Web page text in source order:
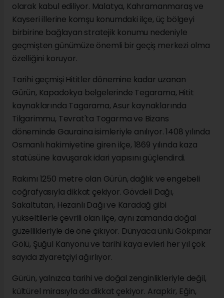
olarak kabul ediliyor. Malatya, Kahramanmaraş ve
Kayseri illerine komşu konumdaki ilçe, üç bölgeyi
birbirine bağlayan stratejik konumu nedeniyle
geçmişten günümüze önemli bir geçiş merkezi olma
özelliğini koruyor.
Tarihi geçmişi Hititler dönemine kadar uzanan
Gürün, Kapadokya belgelerinde Tegarama, Hitit
kaynaklarında Tagarama, Asur kaynaklarında
Tilgarimmu, Tevrat'ta Togarma ve Bizans
döneminde Gauraina isimleriyle anılıyor. 1408 yılında
Osmanlı hakimiyetine giren ilçe, 1869 yılında kaza
statüsüne kavuşarak idari yapısını güçlendirdi.
Rakımı 1250 metre olan Gürün, dağlık ve engebeli
coğrafyasıyla dikkat çekiyor. Gövdeli Dağı,
Sakaltutan, Hezanlı Dağı ve Karadağ gibi
yükseltilerle çevrili olan ilçe, aynı zamanda doğal
güzellikleriyle de öne çıkıyor. Dünyaca ünlü Gökpınar
Gölü, Şuğul Kanyonu ve tarihi kaya evleri her yıl çok
sayıda ziyaretçiyi ağırlıyor.
Gürün, yalnızca tarihi ve doğal zenginlikleriyle değil,
kültürel mirasıyla da dikkat çekiyor. Arapkir, Eğin,